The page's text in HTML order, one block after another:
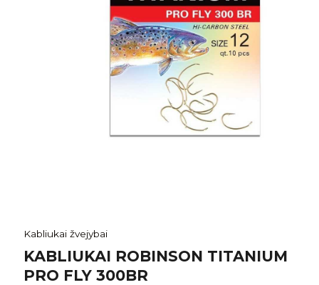
Kabliukai žvejybai
KABLIUKAI ROBINSON TITANIUM
PRO FLY 300BR